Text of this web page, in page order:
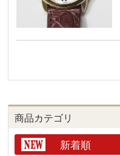
商品カテゴリ
新着順